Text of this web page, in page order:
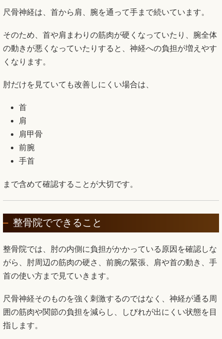
尺骨神経は、首から肩、腕を通って手まで続いています。
そのため、首や肩まわりの筋肉が硬くなっていたり、腕全体
の動きが悪くなっていたりすると、神経への負担が増えやす
くなります。
肘だけを見ていても改善しにくい場合は、
首
肩
肩甲骨
前腕
手首
まで含めて確認することが大切です。
整骨院でできること
整骨院では、肘の内側に負担がかかっている原因を確認しな
がら、肘周辺の筋肉の硬さ、前腕の緊張、肩や首の動き、手
首の使い方まで見ていきます。
尺骨神経そのものを強く刺激するのではなく、神経が通る周
囲の筋肉や関節の負担を減らし、しびれが出にくい状態を目
指します。